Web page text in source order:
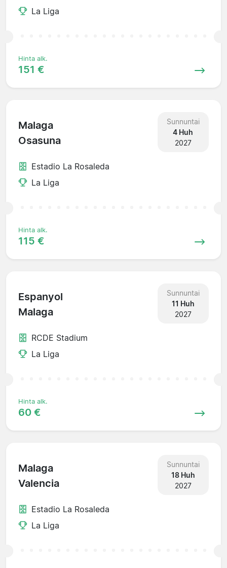
La Liga
Hinta alk.
151 €
Malaga
Osasuna
Sunnuntai
4 Huh
2027
Estadio La Rosaleda
La Liga
Hinta alk.
115 €
Espanyol
Malaga
Sunnuntai
11 Huh
2027
RCDE Stadium
La Liga
Hinta alk.
60 €
Malaga
Valencia
Sunnuntai
18 Huh
2027
Estadio La Rosaleda
La Liga